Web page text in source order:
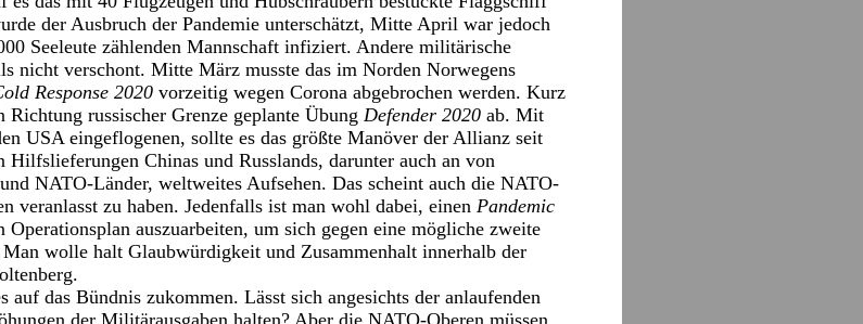
der Ausbruch der Pandemie unterschätzt, Mitte April war jedoch
Seeleute zählenden Mannschaft infiziert. Andere militärische
nicht verschont. Mitte März musste das im Norden Norwegens
Response 2020 vorzeitig wegen Corona abgebrochen werden. Kurz
russischer Grenze geplante Übung Defender 2020 ab. Mit
USA eingeflogenen, sollte es das größte Manöver der Allianz seit
Hilfslieferungen Chinas und Russlands, darunter auch an von
NATO-Länder, weltweites Aufsehen. Das scheint auch die NATO-
veranlasst zu haben. Jedenfalls ist man wohl dabei, einen Pandemic
Operationsplan auszuarbeiten, um sich gegen eine mögliche zweite
wolle halt Glaubwürdigkeit und Zusammenhalt innerhalb der
das Bündnis zukommen. Lässt sich angesichts der anlaufenden
der Militärausgaben halten? Aber die NATO-Oberen müssen